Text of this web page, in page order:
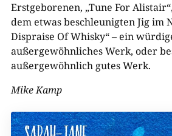
Erstgeborenen, „Tune For
dem etwas beschleunigten Jig im
Dispraise Of Whisky“ – ein
außergewöhnliches Werk, oder
außergewöhnlich gutes Werk.
Mike Kamp